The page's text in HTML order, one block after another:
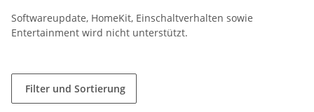
Softwareupdate, HomeKit, Einschaltverhalten sowie
Entertainment wird nicht unterstützt.
Filter und Sortierung